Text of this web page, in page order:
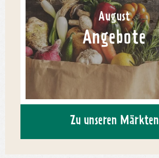
August
Angebote
Zu unseren Märkten